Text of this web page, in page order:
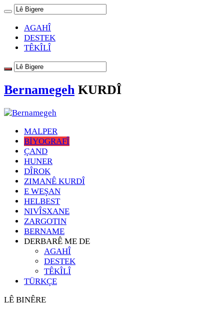
AGAHÎ
DESTEK
TÊKÎLÎ
Bernamegeh KURDÎ
MALPER
BİYOGRAFÎ
ÇAND
HUNER
DÎROK
ZIMANÊ KURDÎ
E WEŞAN
HELBEST
NIVÎSXANE
ZARGOTIN
BERNAME
DERBARÊ ME DE
AGAHÎ
DESTEK
TÊKÎLÎ
TÜRKÇE
LÊ BINÊRE